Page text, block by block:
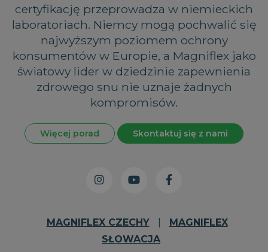
certyfikację przeprowadza w niemieckich
laboratoriach. Niemcy mogą pochwalić się
najwyższym poziomem ochrony
konsumentów w Europie, a Magniflex jako
światowy lider w dziedzinie zapewnienia
zdrowego snu nie uznaje żadnych
kompromisów.
Więcej porad Skontaktuj się z nami
MAGNIFLEX CZECHY
MAGNIFLEX
SŁOWACJA